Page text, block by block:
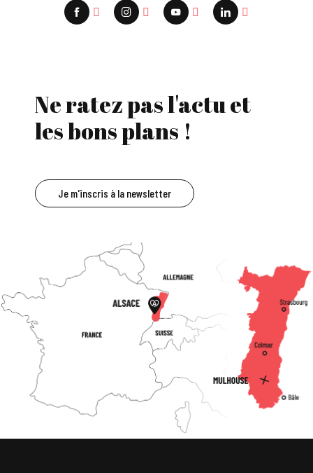
Ne ratez pas l'actu et
les bons plans !
Je m'inscris à la newsletter